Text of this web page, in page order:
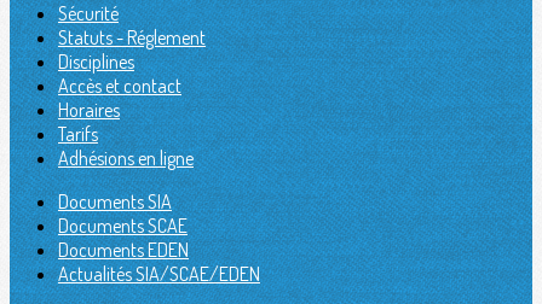
Sécurité
Statuts - Réglement
Disciplines
Accès et contact
Horaires
Tarifs
Adhésions en ligne
Documents SIA
Documents SCAE
Documents EDEN
Actualités SIA/SCAE/EDEN